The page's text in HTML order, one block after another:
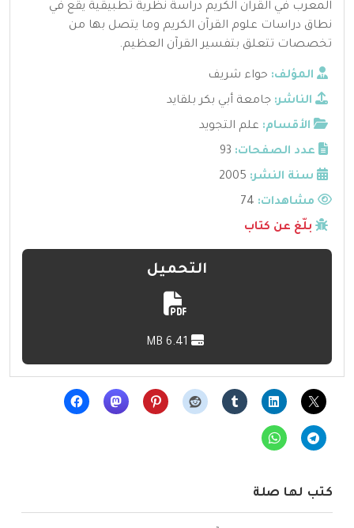
المعرب في القرآن الكريم دراسة نظرية تطبيقية يقع في
نطاق دراسات علوم القرآن الكريم وما يتصل بها من
تخصصات تتعلق بتفسير القرآن العظيم.
المؤلف: حواء شريف
الناشر: جامعة أبي بكر بلقايد
الأقسام: علم التجويد
عدد الصفحات: 93
سنة النشر: 2005
مشاهدات:
بلّغ عن كتاب
التحميل
كتب لها صلة